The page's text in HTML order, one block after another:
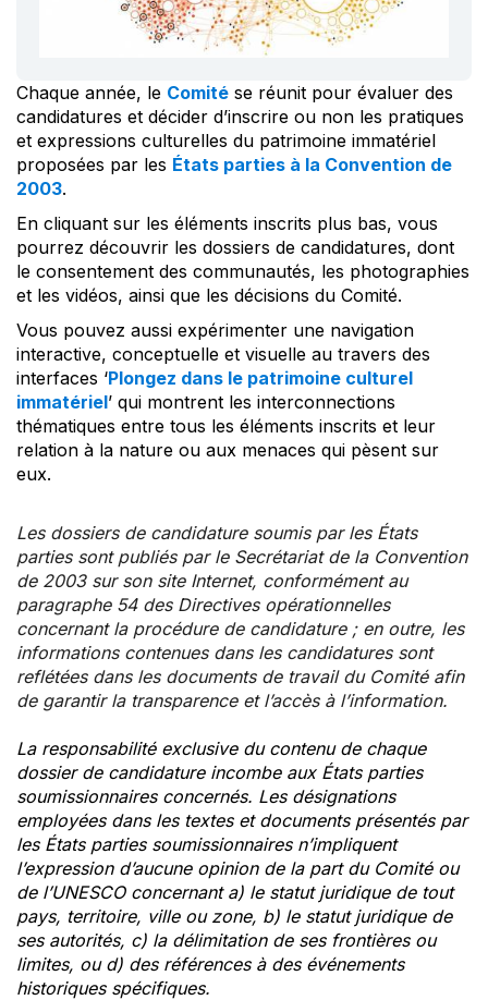
Chaque année, le Comité se réunit pour évaluer des
candidatures et décider d’inscrire ou non les pratiques
et expressions culturelles du patrimoine immatériel
proposées par les États parties à la Convention de
2003.
En cliquant sur les éléments inscrits plus bas, vous
pourrez découvrir les dossiers de candidatures, dont
le consentement des communautés, les photographies
et les vidéos, ainsi que les décisions du Comité.
Vous pouvez aussi expérimenter une navigation
interactive, conceptuelle et visuelle au travers des
interfaces ‘Plongez dans le patrimoine culturel
immatériel’ qui montrent les interconnections
thématiques entre tous les éléments inscrits et leur
relation à la nature ou aux menaces qui pèsent sur
eux.
Les dossiers de candidature soumis par les États
parties sont publiés par le Secrétariat de la Convention
de 2003 sur son site Internet, conformément au
paragraphe 54 des Directives opérationnelles
concernant la procédure de candidature ; en outre, les
informations contenues dans les candidatures sont
reflétées dans les documents de travail du Comité afin
de garantir la transparence et l’accès à l’information.
La responsabilité exclusive du contenu de chaque
dossier de candidature incombe aux États parties
soumissionnaires concernés. Les désignations
employées dans les textes et documents présentés par
les États parties soumissionnaires n’impliquent
l’expression d’aucune opinion de la part du Comité ou
de l’UNESCO concernant a) le statut juridique de tout
pays, territoire, ville ou zone, b) le statut juridique de
ses autorités, c) la délimitation de ses frontières ou
limites, ou d) des références à des événements
historiques spécifiques.